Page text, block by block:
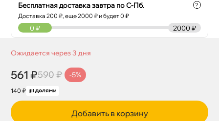
Бесплатная доставка завтра по С-Пб.
Доставка200 ₽, еще2000 ₽ и будет 0 ₽
?
2000 ₽
0 ₽
Ожидается через 3 дня
561 ₽590 ₽ -5%
140 ₽
Добавить в корзину